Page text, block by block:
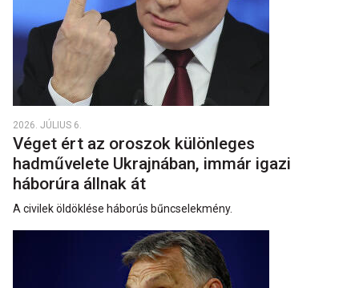
2026. JÚLIUS 6.
Véget ért az oroszok különleges
hadművelete Ukrajnában, immár igazi
háborúra állnak át
A civilek öldöklése háborús bűncselekmény.